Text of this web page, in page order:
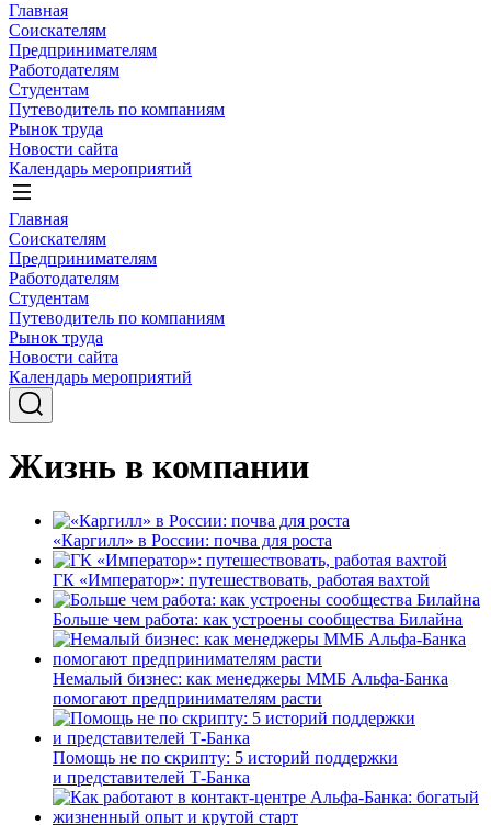
Главная
Соискателям
Предпринимателям
Работодателям
Студентам
Путеводитель по компаниям
Рынок труда
Новости сайта
Календарь мероприятий
Главная
Соискателям
Предпринимателям
Работодателям
Студентам
Путеводитель по компаниям
Рынок труда
Новости сайта
Календарь мероприятий
Жизнь в компании
«Каргилл» в России: почва для роста
ГК «Император»: путешествовать, работая вахтой
Больше чем работа: как устроены сообщества Билайна
Немалый бизнес: как менеджеры ММБ Альфа-Банка
помогают предпринимателям расти
Помощь не по скрипту: 5 историй поддержки
и представителей Т-Банка